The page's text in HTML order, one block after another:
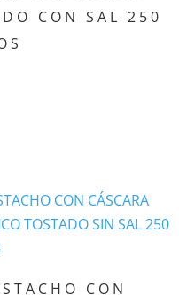
CON SAL 250
CON